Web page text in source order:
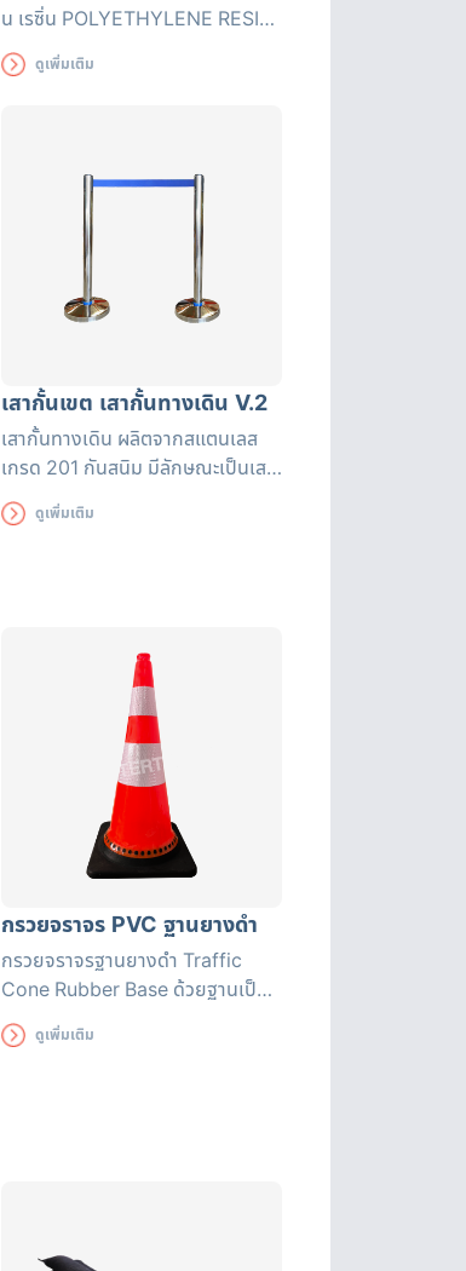
น เรซิ่น POLYETHYLENE RESIN
(PE) มีความยืดหยุ่นสูง คืนรูปได้เร็ว
ทนทานต่อแรงทับจากรถยนต์ ไม่เสีย
ดูเพิ่มเติม
เสากั้นเขต เสากั้นทางเดิน V.2
เสากั้นทางเดิน ผลิตจากสแตนเลส
เกรด 201 กันสนิม มีลักษณะเป็นเสา
และแถบมีผ้ายืดได้หดได้ สามารถยืด
ความยาวได้ระหว่างถึง 200 ซม.
ดูเพิ่มเติม
กรวยจราจร PVC ฐานยางดำ
กรวยจราจรฐานยางดำ Traffic
Cone Rubber Base ด้วยฐานเป็น
ยางจึงทำให้ตัวกรวยไม่ล้มง่าย แถบ
สะท้อนแสงแถบใหญ่มองเห็นชัดเจน
ดูเพิ่มเติม